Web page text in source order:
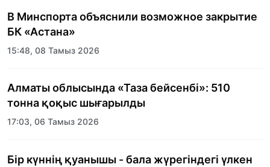
В Минспорта объяснили возможное закрытие
БК «Астана»
15:48, 08 Тамыз 2026
Алматы облысында «Таза бейсенбі»: 510
тонна қоқыс шығарылды
17:03, 06 Тамыз 2026
Бір күннің қуанышы - бала жүрегіндегі үлкен